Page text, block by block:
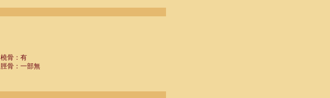
橈骨：有
脛骨：一部無